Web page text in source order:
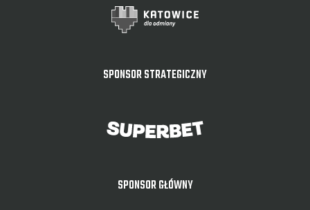
SPONSOR STRATEGICZNY
SPONSOR GŁÓWNY